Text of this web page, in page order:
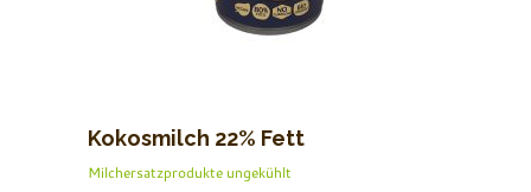
Kokosmilch 22% Fett
Milchersatzprodukte ungekühlt